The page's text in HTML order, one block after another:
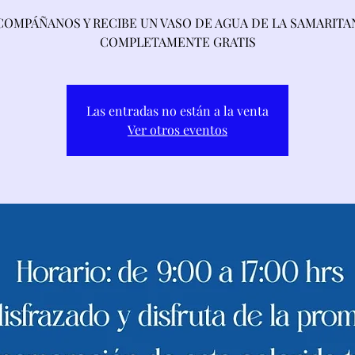
Y RECIBE UN VASO DE AGUA DE LA
COMPLETAMENTE GRATIS
Las entradas no están a la venta
Ver otros eventos